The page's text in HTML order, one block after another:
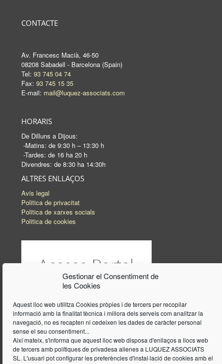
Gestionar el Consentiment de
les Cookies
Aquest lloc web utilitza Cookies pròpies i de tercers per recopilar
informació amb la finalitat tècnica i millora dels serveis com analitzar la
navegació, no es recapten ni cedeixen les dades de caràcter personal
sense el seu consentiment...
Així mateix, s'informa que aquest lloc web disposa d'enllaços a llocs web
de tercers amb polítiques de privadesa alienes a LUQUEZ ASSOCIATS
SL. L'usuari pot configurar les preferències d'instal·lació de cookies amb el
CONTACTE
Av. Francesc Macià, 46-50
08208 Sabadell - Barcelona (Spain)
Tel: 93 745 04 74
Fax: 93 745 15 35
E-mail: mail@luquez-associats.com
HORARIS
De Dilluns a Dijous:
-Matins: de 9:30 h – 13:30 h
-Tardes: de 16 ha 20 h
Divendres: de 8:30 ha 14:30h
ALTRES ENLLAÇOS
Avis legal
Politica de privacitat
Politica de xarxes socials
Politica de cookies